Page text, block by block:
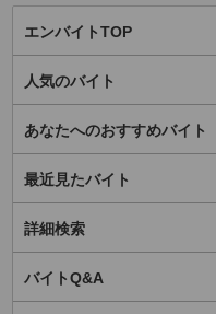
エンバイトTOP
人気のバイト
あなたへのおすすめバイト
最近見たバイト
詳細検索
バイトQ&A